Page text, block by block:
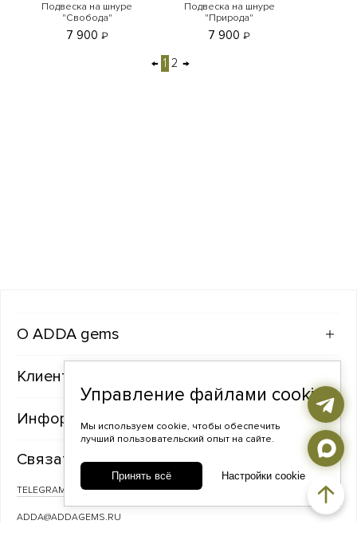
Подвеска на шнуре
"Свобода"
7 900 ₽
Подвеска на шнуре
"Природа"
7 900₽
← 1 2 →
ADDA gems
Клиентам
Информация
Связаться с нами
TELEGRAM ВКОНТАКТЕ
ADDA@ADDAGEMS.RU
Управление файлами cookie
Мы используем cookie, чтобы обеспечить
лучший пользовательский опыт на сайте.
Принять всё Настройки cookie